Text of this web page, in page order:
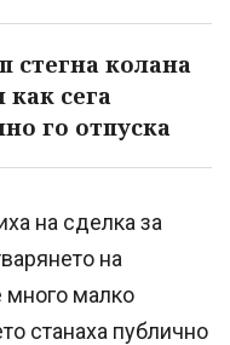
стегна колана
как сега
го отпуска
на сделка за
на
много малко
станаха публично